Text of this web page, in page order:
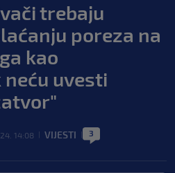
trebaju
poreza na
kao
uvesti
14:08 VIJESTI 3